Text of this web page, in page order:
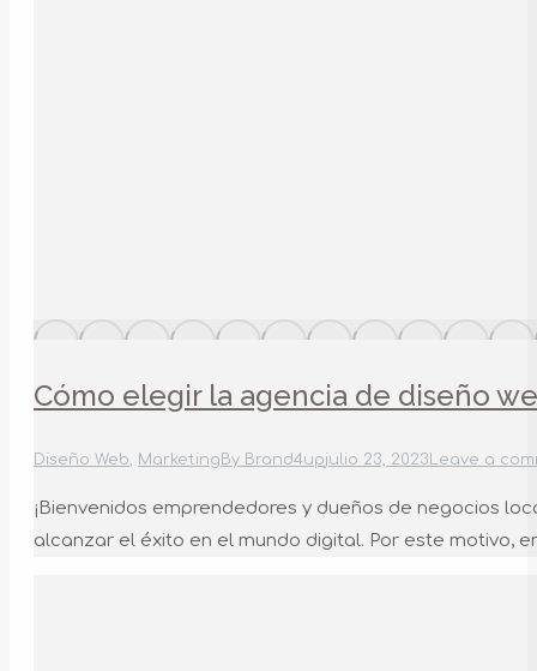
Cómo elegir la agencia de diseño
Diseño Web, Marketing By Brand4upjulio 23, 2023 Leave a
¡Bienvenidos emprendedores y dueños de negocios
alcanzar el éxito en el mundo digital. Por este motivo,